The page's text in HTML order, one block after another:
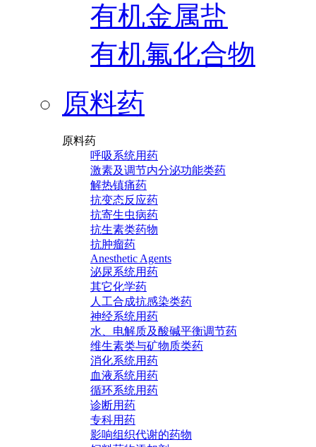
有机金属盐
有机氟化合物
原料药
原料药
呼吸系统用药
激素及调节内分泌功能类药
解热镇痛药
抗变态反应药
抗寄生虫病药
抗生素类药物
抗肿瘤药
Anesthetic Agents
泌尿系统用药
其它化学药
人工合成抗感染类药
神经系统用药
水、电解质及酸碱平衡调节药
维生素类与矿物质类药
消化系统用药
血液系统用药
循环系统用药
诊断用药
专科用药
影响组织代谢的药物